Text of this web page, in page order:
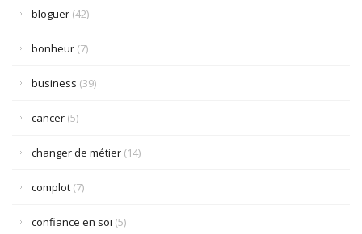
bloguer (42)
bonheur (7)
business (39)
cancer (5)
changer de métier (14)
complot (7)
confiance en soi (5)